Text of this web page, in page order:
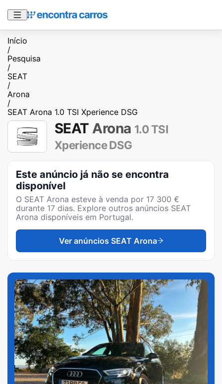
Início
/
Pesquisa
/
SEAT
/
Arona
/
SEAT Arona 1.0 TSI Xperience DSG
SEAT Arona 1.0 TSI
Xperience DSG
Este anúncio já não se encontra
disponível
O SEAT Arona esteve à venda por 17 300 €
durante 17 dias. Explore outros anúncios SEAT
Arona disponíveis em Portugal.
Ver anúncios SEAT Arona